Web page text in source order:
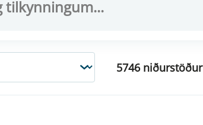
5746 niðurstöður